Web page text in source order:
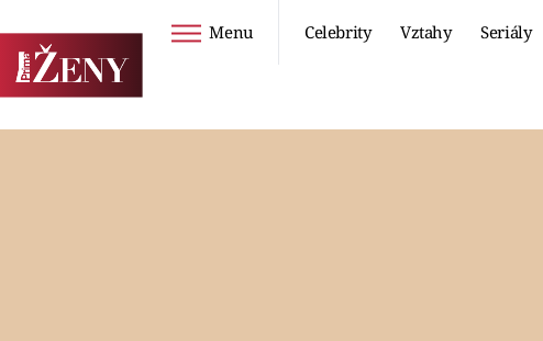
Menu Celebrity Vztahy Seriály